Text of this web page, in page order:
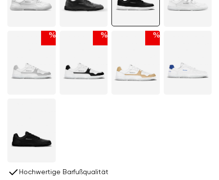
% % %
Hochwertige Barfußqualität